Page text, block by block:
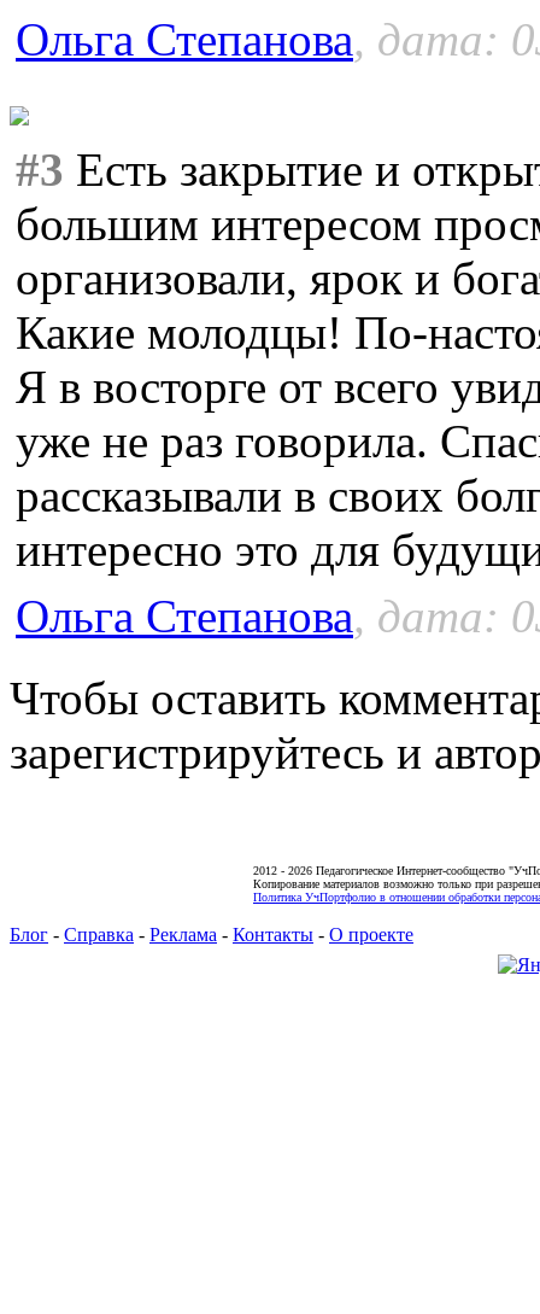
Ольга Степанова, дата:
#3 Есть закрытие и
большим интересом
организовали, ярок и
Какие молодцы! По-
Я в восторге от всего
уже не раз говорила.
рассказывали в своих
интересно это для
Ольга Степанова, дата:
Чтобы оставить
зарегистрируйтесь и
2012 - 2026 Педагогическое Интернет-сообщество
Копирование материалов возможно только при
Политика УчПортфолио в отношении обработки
Блог - Справка - Реклама - Контакты - О проекте